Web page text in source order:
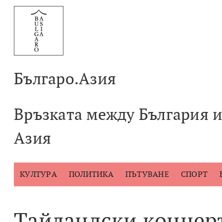
Към
съдържанието
Българо.Азия
Връзката между България и
Азия
КУЛТУРА ПОЛИТИКА ПЪТУВАНЕ СПОРТ